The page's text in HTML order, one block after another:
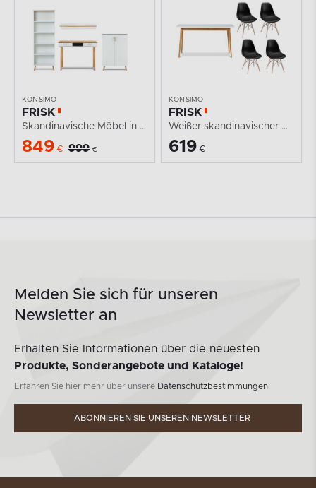
KONSIMO
FRISK
Skandinavische Möbel in weiß für das Wohnzimmer
849 € 999 €
KONSIMO
FRISK
Weißer skandinavischer Klapptisch und Stühle
619 €
Melden Sie sich für unseren
Newsletter an
Erhalten Sie Informationen über die neuesten
Produkte, Sonderangebote und Kataloge!
Erfahren Sie hier mehr über unsere Datenschutzbestimmungen.
ABONNIEREN SIE UNSEREN NEWSLETTER